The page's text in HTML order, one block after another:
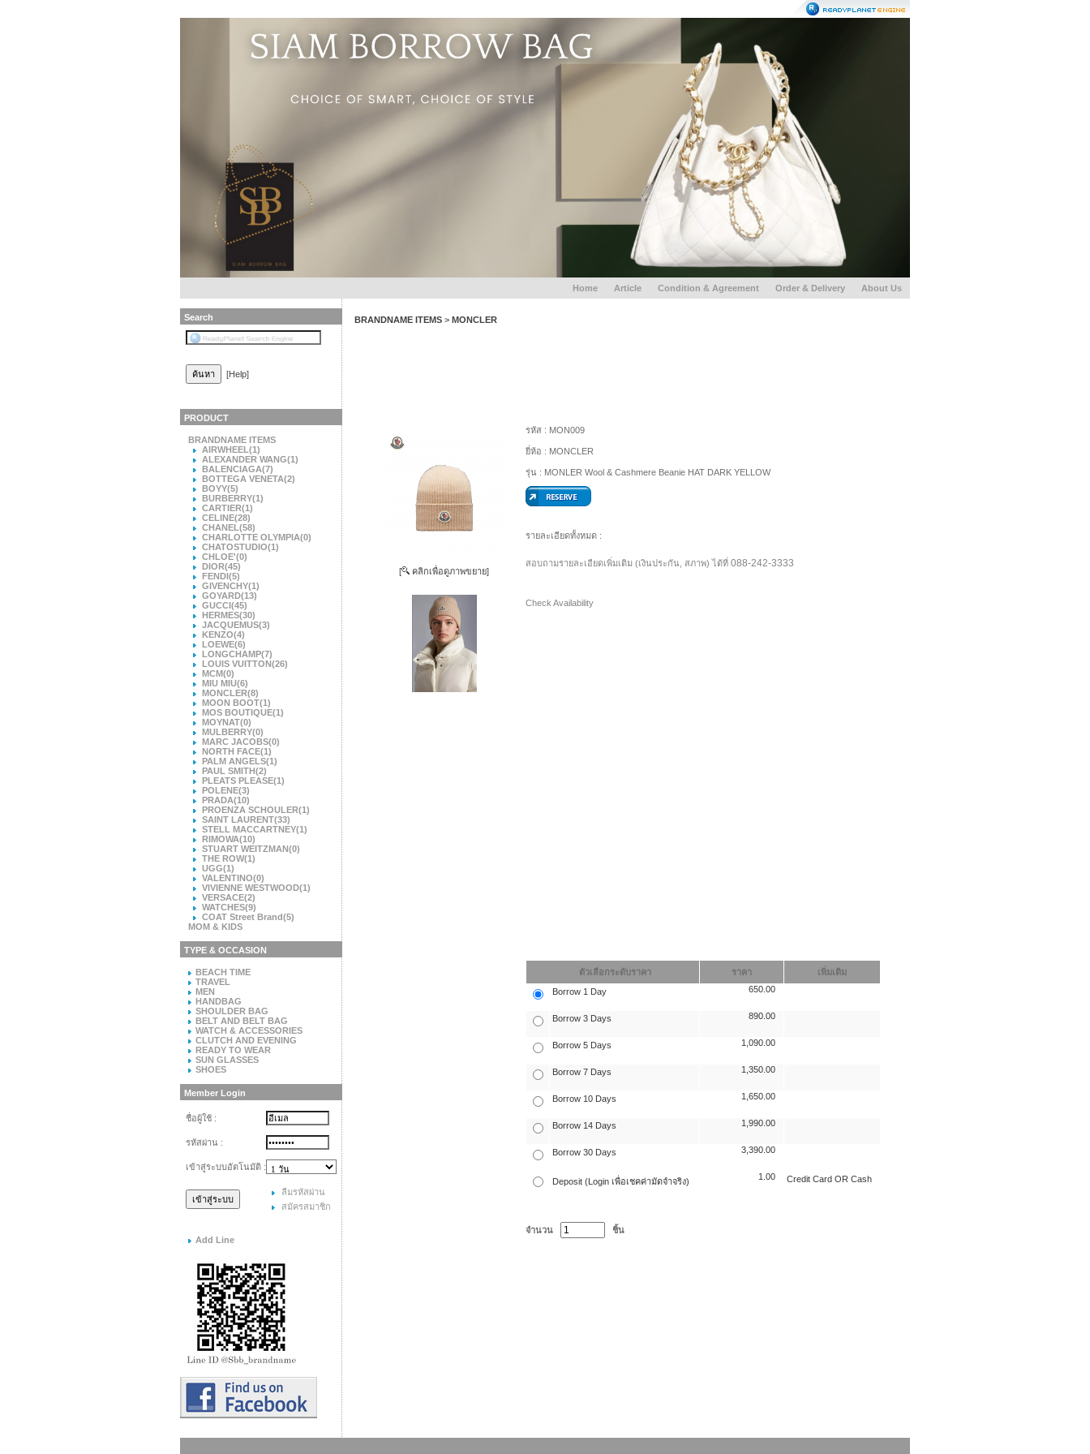
Home Article Condition & Agreement Order & Delivery About Us
Search
[Help]
PRODUCT
BRANDNAME ITEMS
AIRWHEEL (1)
ALEXANDER WANG(1)
BALENCIAGA(7)
BOTTEGA VENETA(2)
BOYY(5)
BURBERRY(1)
CARTIER(1)
CELINE(28)
CHANEL (58)
CHARLOTTE OLYMPIA(0)
CHATOSTUDIO(1)
CHLOE'(0)
DIOR(45)
FENDI(5)
GIVENCHY(1)
GOYARD(13)
GUCCI(45)
HERMES(30)
JACQUEMUS(3)
KENZO(4)
LOEWE(6)
LONGCHAMP(7)
LOUIS VUITTON(26)
MCM(0)
MIU MIU(6)
MONCLER(8)
MOON BOOT(1)
MOS BOUTIQUE(1)
MOYNAT(0)
MULBERRY(0)
MARC JACOBS(0)
NORTH FACE(1)
PALM ANGELS(1)
PAUL SMITH(2)
PLEATS PLEASE(1)
POLENE(3)
PRADA(10)
PROENZA SCHOULER(1)
SAINT LAURENT(33)
STELL MACCARTNEY(1)
RIMOWA(10)
STUART WEITZMAN(0)
THE ROW(1)
UGG(1)
VALENTINO(0)
VIVIENNE WESTWOOD(1)
VERSACE(2)
WATCHES(9)
COAT Street Brand(5)
MOM & KIDS
TYPE & OCCASION
BEACH TIME
TRAVEL
MEN
HANDBAG
SHOULDER BAG
BELT AND BELT BAG
WATCH & ACCESSORIES
CLUTCH AND EVENING
READY TO WEAR
SUN GLASSES
SHOES
Member Login
ชื่อผู้ใช้ :
รหัสผ่าน :
เข้าสู่ระบบอัตโนมัติ :
ลืมรหัสผ่าน
สมัครสมาชิก
Add Line
BRANDNAME ITEMS >MONCLER
[ คลิกเพื่อดูภาพขยาย]
รหัส : MON009
ยี่ห้อ : MONCLER
รุ่น : MONLER Wool & Cashmere Beanie HAT DARK YELLOW
รายละเอียดทั้งหมด :
สอบถามรายละเอียดเพิ่มเติม (เงินประกัน, สภาพ) ได้ที่088-242-3333
Check Availability
ตัวเลือกระดับราคา ราคา
เพิ่มเติม
Borrow 1 Day
650.00
Borrow 3 Days 890.00
Borrow 5 Days 1,090.00
Borrow 7 Days 1,350.00
Borrow 10 Days 1,650.00
Borrow 14 Days 1,990.00
Borrow 30 Days 3,390.00
Deposit (Login เพื่อเชคค่ามัดจำจริง) 1.00 Credit Card OR Cash
จำนวน ชิ้น